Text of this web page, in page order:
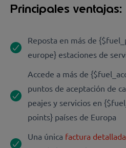
Principales ventajas:
Reposta en más de
europe} estaciones de
Accede a más de
puntos de aceptación de
peajes y servicios en
points} países de Europa
Una única factura detallada